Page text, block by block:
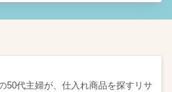
50代主婦が、仕入れ商品を探すリサ